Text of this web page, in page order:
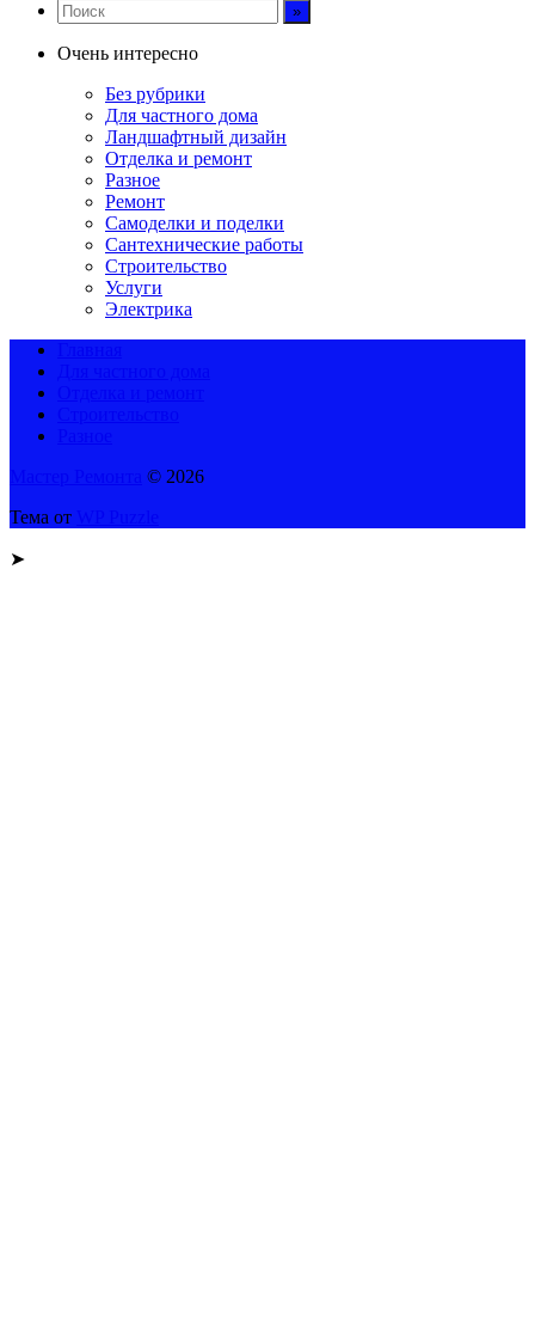
Очень интересно
Без рубрики
Для частного дома
Ландшафтный дизайн
Отделка и ремонт
Разное
Ремонт
Самоделки и поделки
Сантехнические работы
Строительство
Услуги
Электрика
© 2026
Тема от
➤